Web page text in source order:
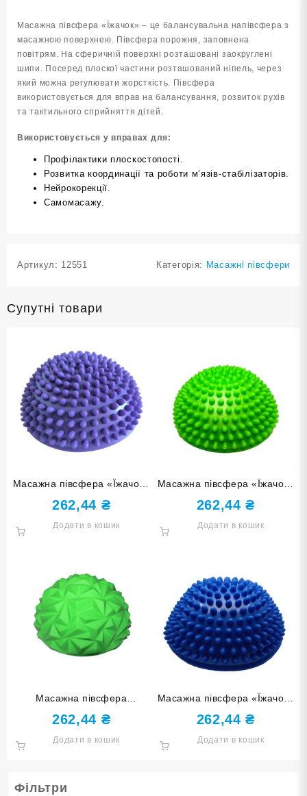
Фільтри
Масажна півсфера «Їжачок» – це балансувальна напівсфера з
масажною поверхнею. Півсфера порожня, заповнена
повітрям. На сферичній поверхні розташовані заокруглені
шипи. Посеред плоскої частини розташований ніпель, через
який можна регулювати жорсткість. Півсфера
використовується для вправ на балансування, розвиток рухів
та тактильного сприйняття дітей.
Використовується у вправах для:
Профілактики плоскостопості.
Розвитка координації та роботи м’язів-стабілізаторів.
Нейрокорекції.
Самомасажу.
Артикул: 12551 Категорія: Масажні півсфери
Супутні товари
Масажна півсфера «Їжачок»
фіолетова YJ-D2-purple
262,44 ₴
Додати в кошик
Масажна півсфера «Їжачок»
салатова YJ-D2-light green
262,44₴
Додати в кошик
Масажна півсфера
“Кристал” салатова YJ-D3-
СА
262,44 ₴
Додати в кошик
Масажна півсфера «Їжачок»
синя YJ-D2-blue
262,44₴
Додати в кошик